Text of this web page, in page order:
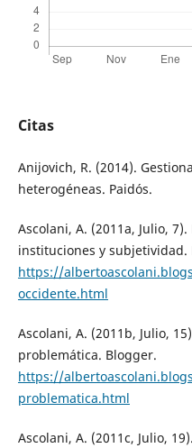
Citas
Anijovich, R. (2014).
heterogéneas. Paidós.
Ascolani, A. (2011a, Julio,
instituciones y subjetividad.
https://
occidente.html
Ascolani, A. (2011b, Julio,
problemática. Blogger.
https://
problematica.html
Ascolani, A. (2011c, Julio,